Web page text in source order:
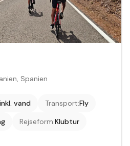
Spanien
vand Transport:Fly
Rejseform:Klubtur